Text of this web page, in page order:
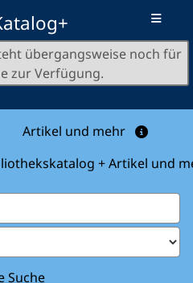
übergangsweise noch für
zur Verfügung.
Artikel und mehr
+ Artikel und
Suche